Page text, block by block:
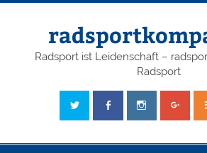
Radsport ist Leidenschaft –
Radsport